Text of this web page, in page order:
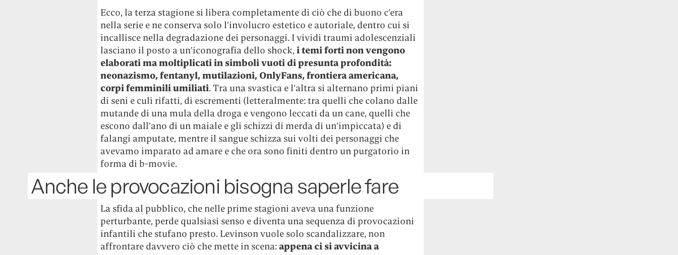
Ecco, la terza stagione si libera completamente di ciò che di buono c’era
nella serie e ne conserva solo l’involucro estetico e autoriale, dentro cui si
incallisce nella degradazione dei personaggi. I vividi traumi adolescenziali
lasciano il posto a un’iconografia dello shock,i temi forti non vengono
elaborati ma moltiplicati in simboli vuoti di presunta profondità:
neonazismo, fentanyl, mutilazioni, OnlyFans, frontiera americana,
corpi femminili umiliati. Tra una svastica e l’altra si alternano primi piani
di seni e culi rifatti, di escrementi (letteralmente: tra quelli che colano dalle
mutande di una mula della droga e vengono leccati da un cane, quelli che
escono dall’ano di un maiale e gli schizzi di merda di un’impiccata) e di
falangi amputate, mentre il sangue schizza sui volti dei personaggi che
avevamo imparato ad amare e che ora sono finiti dentro un purgatorio in
forma di b-movie.
Anche le provocazioni bisogna saperle fare
La sfida al pubblico, che nelle prime stagioni aveva una funzione
perturbante, perde qualsiasi senso e diventa una sequenza di provocazioni
infantili che stufano presto. Levinson vuole solo scandalizzare, non
affrontare davvero ciò che mette in scena:appena ci si avvicina a